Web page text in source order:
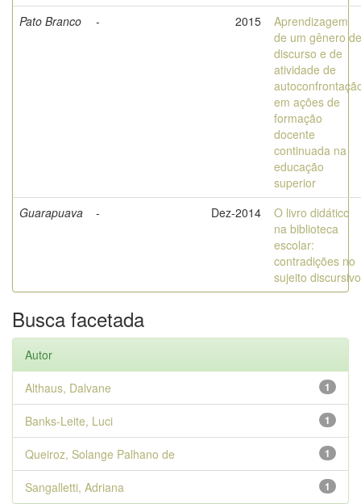
Pato Branco
- 2015
Aprendizagem
de um gênero de
discurso e de
atividade de
em ações de
formação
docente
continuada na
educação
superior
Guarapuava
- Dez-2014
O livro didático
na biblioteca
escolar:
contradições no
sujeito discursivo
Busca facetada
Autor
1
Althaus, Dalvane
1
Banks-Leite, Luci
1
Queiroz, Solange Palhano de
1
Sangalletti, Adriana